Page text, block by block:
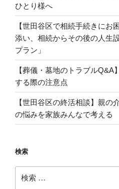
ひとり様へ
【世田谷区で相続手続きにお
添い、相続からその後の人生
プラン」
【葬儀・墓地のトラブル
する際の注意点
【世田谷区の終活相談】親の
の悩みを家族みんなで考える
検索
検
索: